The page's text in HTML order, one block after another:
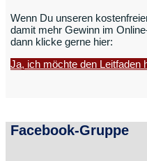
Wenn Du unseren
damit mehr Gewinn im
dann klicke gerne hier:
Ja, ich möchte den Leitfaden
Facebook-Gruppe